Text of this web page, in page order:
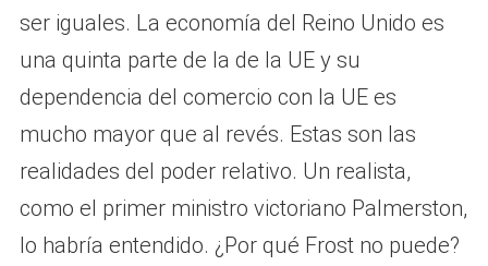
ser iguales. La economía del Reino Unido es
una quinta parte de la de la UE y su
dependencia del comercio con la UE es
mucho mayor que al revés. Estas son las
realidades del poder relativo. Un realista,
como el primer ministro victoriano Palmerston,
lo habría entendido. ¿Por qué Frost no puede?